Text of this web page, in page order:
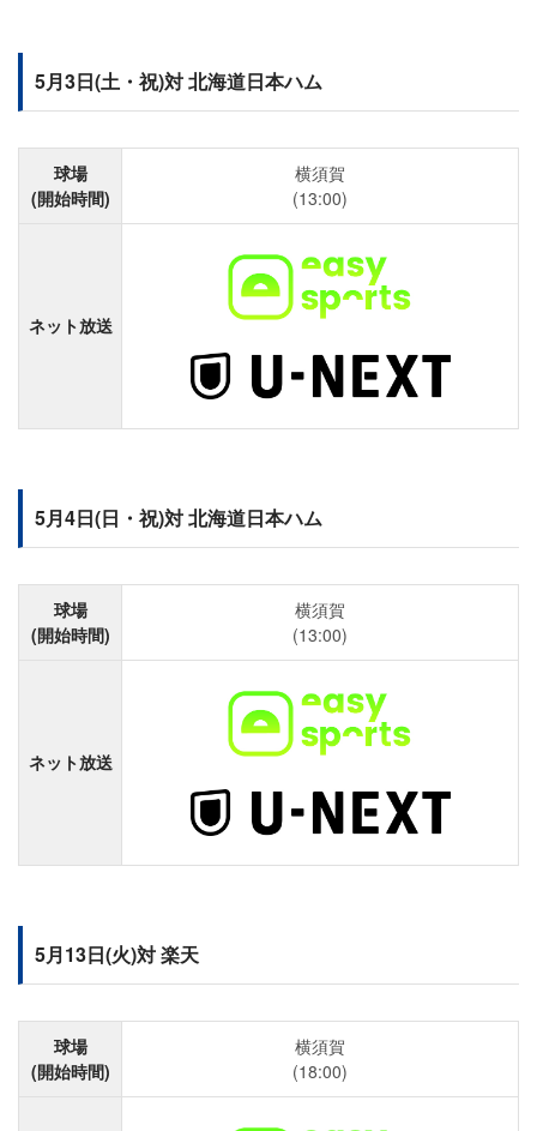
5月3日(土・祝)対 北海道日本ハム
球場
(開始時間)
横須賀
(13:00)
ネット放送
5月4日(日・祝)対 北海道日本ハム
球場
(開始時間)
横須賀
(13:00)
ネット放送
5月13日(火)対 楽天
球場
(開始時間)
横須賀
(18:00)